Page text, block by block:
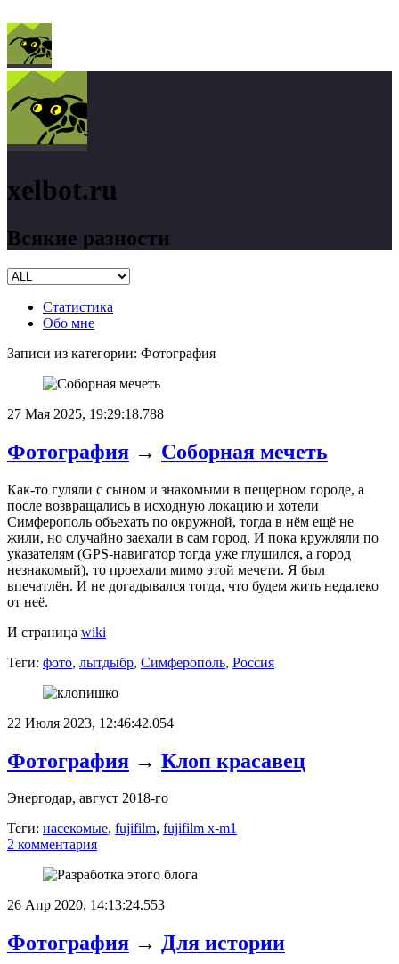
xelbot.ru
xelbot.ru
Всякие разности
Статистика
Обо мне
Записи из категории: Фотография
27 Мая 2025, 19:29:18.788
Фотография → Соборная мечеть
Как-то гуляли с сыном и знакомыми в пещерном городе, а
после возвращались в исходную локацию и хотели
Симферополь объехать по окружной, тогда в нём ещё не
жили, но случайно заехали в сам город. И пока кружляли по
указателям (GPS-навигатор тогда уже глушился, а город
незнакомый), то проехали мимо этой мечети. Я был
впечатлён. И не догадывался тогда, что будем жить недалеко
от неё.
И страница wiki
Теги: фото, лытдыбр, Симферополь, Россия
22 Июля 2023, 12:46:42.054
Фотография → Клоп красавец
Энергодар, август 2018-го
Теги: насекомые, fujifilm, fujifilm x-m1
2 комментария
26 Апр 2020, 14:13:24.553
Фотография → Для истории